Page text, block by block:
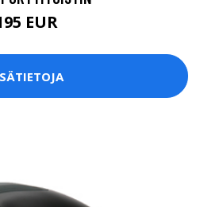
EUR